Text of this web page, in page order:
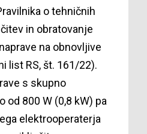
o tehničnih
in obratovanje
na obnovljive
list RS, št. 161/22).
s skupno
800 W (0,8 kW) pa
elektrooperaterja